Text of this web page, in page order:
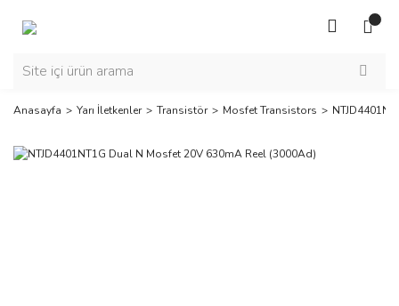
Anasayfa Yarı İletkenler Transistör Mosfet Transistors